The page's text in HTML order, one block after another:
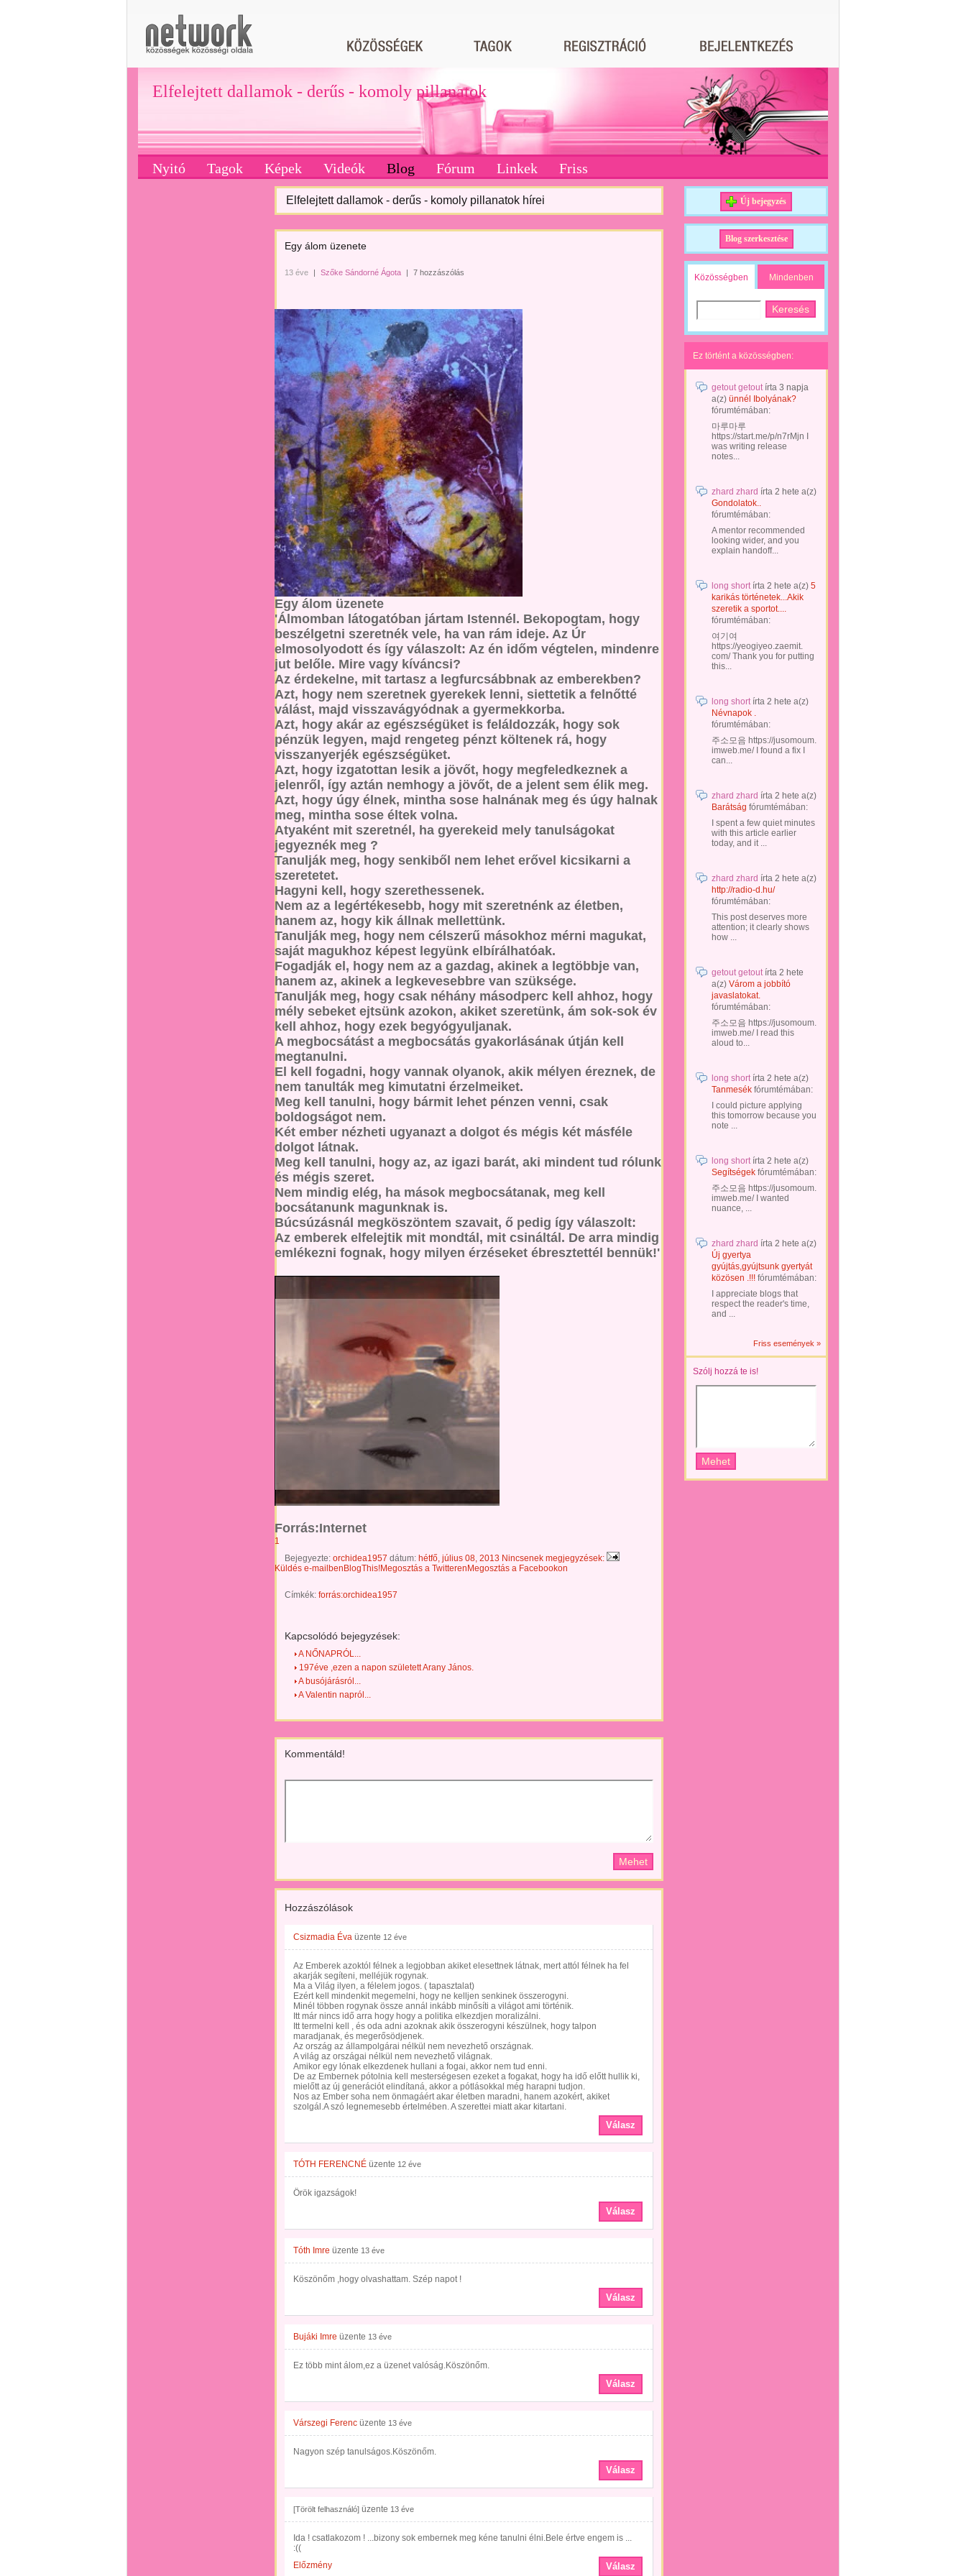
Elfelejtett dallamok - derűs - komoly pillanatok
Nyitó Tagok Képek Videók Blog Fórum Linkek Friss
Elfelejtett dallamok - derűs - komoly pillanatok hírei
Egy álom üzenete
13 éve | Szőke Sándorné Ágota | 7 hozzászólás
Egy álom üzenete
'Álmomban látogatóban jártam Istennél. Bekopogtam, hogy
beszélgetni szeretnék vele, ha van rám ideje. Az Úr
elmosolyodott és így válaszolt: Az én időm végtelen, mindenre
jut belőle. Mire vagy kíváncsi?
Az érdekelne, mit tartasz a legfurcsábbnak az emberekben?
Azt, hogy nem szeretnek gyerekek lenni, siettetik a felnőtté
válást, majd visszavágyódnak a gyermekkorba.
Azt, hogy akár az egészségüket is feláldozzák, hogy sok
pénzük legyen, majd rengeteg pénzt költenek rá, hogy
visszanyerjék egészségüket.
Azt, hogy izgatottan lesik a jövőt, hogy megfeledkeznek a
jelenről, így aztán nemhogy a jövőt, de a jelent sem élik meg.
Azt, hogy úgy élnek, mintha sose halnának meg és úgy halnak
meg, mintha sose éltek volna.
Atyaként mit szeretnél, ha gyerekeid mely tanulságokat
jegyeznék meg ?
Tanulják meg, hogy senkiből nem lehet erővel kicsikarni a
szeretetet.
Hagyni kell, hogy szerethessenek.
Nem az a legértékesebb, hogy mit szeretnénk az életben,
hanem az, hogy kik állnak mellettünk.
Tanulják meg, hogy nem célszerű másokhoz mérni magukat,
saját magukhoz képest legyünk elbírálhatóak.
Fogadják el, hogy nem az a gazdag, akinek a legtöbbje van,
hanem az, akinek a legkevesebbre van szüksége.
Tanulják meg, hogy csak néhány másodperc kell ahhoz, hogy
mély sebeket ejtsünk azokon, akiket szeretünk, ám sok-sok év
kell ahhoz, hogy ezek begyógyuljanak.
A megbocsátást a megbocsátás gyakorlásának útján kell
megtanulni.
El kell fogadni, hogy vannak olyanok, akik mélyen éreznek, de
nem tanulták meg kimutatni érzelmeiket.
Meg kell tanulni, hogy bármit lehet pénzen venni, csak
boldogságot nem.
Két ember nézheti ugyanazt a dolgot és mégis két másféle
dolgot látnak.
Meg kell tanulni, hogy az, az igazi barát, aki mindent tud rólunk
és mégis szeret.
Nem mindig elég, ha mások megbocsátanak, meg kell
bocsátanunk magunknak is.
Búcsúzásnál megköszöntem szavait, ő pedig így válaszolt:
Az emberek elfelejtik mit mondtál, mit csináltál. De arra mindig
emlékezni fognak, hogy milyen érzéseket ébresztettél bennük!'
Forrás:Internet
1
Bejegyezte: orchidea1957 dátum: hétfő, július 08, 2013 Nincsenek megjegyzések:
Küldés e-mailben BlogThis!Megosztás a Twitteren Megosztás a Facebookon
Címkék: forrás:orchidea1957
Kapcsolódó bejegyzések:
A NŐNAPRÓL...
197éve ,ezen a napon született Arany János.
A busójárásról...
A Valentin napról...
Kommentáld!
Hozzászólások
Csizmadia Éva üzente 12 éve
Az Emberek azoktól félnek a legjobban akiket elesettnek látnak, mert attól félnek ha fel
akarják segíteni, melléjük rogynak.
Ma a Világ ilyen, a félelem jogos. ( tapasztalat)
Ezért kell mindenkit megemelni, hogy ne kelljen senkinek összerogyni.
Minél többen rogynak össze annál inkább minősíti a világot ami történik.
Itt már nincs idő arra hogy hogy a politika elkezdjen moralizálni.
Itt termelni kell , és oda adni azoknak akik összerogyni készülnek, hogy talpon
maradjanak, és megerősödjenek.
Az ország az állampolgárai nélkül nem nevezhető országnak.
A világ az országai nélkül nem nevezhető világnak.
Amikor egy lónak elkezdenek hullani a fogai, akkor nem tud enni.
De az Embernek pótolnia kell mesterségesen ezeket a fogakat, hogy ha idő előtt hullik ki,
mielőtt az új generációt elindítaná, akkor a pótlásokkal még harapni tudjon.
Nos az Ember soha nem önmagáért akar életben maradni, hanem azokért, akiket
szolgál.A szó legnemesebb értelmében. A szerettei miatt akar kitartani.
Válasz
TÓTH FERENCNÉ üzente 12 éve
Örök igazságok!
Válasz
Tóth Imre üzente 13 éve
Köszönőm ,hogy olvashattam. Szép napot !
Válasz
Bujáki Imre üzente 13 éve
Ez több mint álom,ez a üzenet valóság.Köszönőm.
Válasz
Várszegi Ferenc üzente 13 éve
Nagyon szép tanulságos.Köszönőm.
Válasz
[Törölt felhasználó] üzente 13 éve
Ida ! csatlakozom ! ...bizony sok embernek meg kéne tanulni élni.Bele értve engem is ...
:((
Előzmény
Válasz
Új bejegyzés
Blog szerkesztése
Közösségben Mindenben
Ez történt a közösségben:
getout getoutírta 3 napja
a(z) ünnél Ibolyának?
fórumtémában:
마루마루
https://start.me/p/n7rMjn I
was writing release
notes...
zhard zhard írta 2 hete a(z)
Gondolatok..
fórumtémában:
A mentor recommended
looking wider, and you
explain handoff...
long shortírta 2 hete a(z) 5
karikás történetek...Akik
szeretik a sportot....
fórumtémában:
여기여
https://yeogiyeo.zaemit.
com/ Thank you for putting
this...
long shortírta 2 hete a(z)
Névnapok .
fórumtémában:
주소모음 https://jusomoum.
imweb.me/ I found a fix I
can...
zhard zhard írta 2 hete a(z)
Barátság fórumtémában:
I spent a few quiet minutes
with this article earlier
today, and it ...
zhard zhard írta 2 hete a(z)
http://radio-d.hu/
fórumtémában:
This post deserves more
attention; it clearly shows
how ...
getout getoutírta 2 hete
a(z) Várom a jobbító
javaslatokat.
fórumtémában:
주소모음 https://jusomoum.
imweb.me/ I read this
aloud to...
long shortírta 2 hete a(z)
Tanmesék fórumtémában:
I could picture applying
this tomorrow because you
note ...
long shortírta 2 hete a(z)
Segítségek fórumtémában:
주소모음 https://jusomoum.
imweb.me/ I wanted
nuance, ...
zhard zhard írta 2 hete a(z)
Új gyertya
gyújtás,gyújtsunk gyertyát
közösen .!!! fórumtémában:
I appreciate blogs that
respect the reader's time,
and ...
Friss események »
Szólj hozzá te is!